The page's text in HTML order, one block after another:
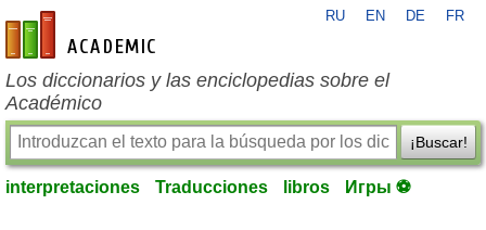
es-academic.com
RU EN DE FR
Los diccionarios y las enciclopedias sobre el
Académico
¡Buscar!
interpretaciones Traducciones libros Игры ⚽